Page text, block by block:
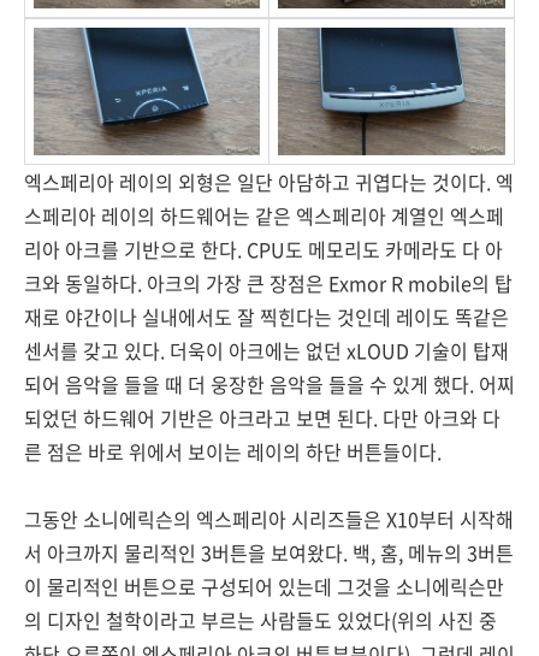
엑스페리아 레이의 외형은 일단 아담하고 귀엽다는 것이다. 엑
스페리아 레이의 하드웨어는 같은 엑스페리아 계열인 엑스페
리아 아크를 기반으로 한다. CPU도 메모리도 카메라도 다 아
크와 동일하다. 아크의 가장 큰 장점은 Exmor R mobile의 탑
재로 야간이나 실내에서도 잘 찍힌다는 것인데 레이도 똑같은
센서를 갖고 있다. 더욱이 아크에는 없던 xLOUD 기술이 탑재
되어 음악을 들을 때 더 웅장한 음악을 들을 수 있게 했다. 어찌
되었던 하드웨어 기반은 아크라고 보면 된다. 다만 아크와 다
른 점은 바로 위에서 보이는 레이의 하단 버튼들이다.
그동안 소니에릭슨의 엑스페리아 시리즈들은 X10부터 시작해
서 아크까지 물리적인 3버튼을 보여왔다. 백, 홈, 메뉴의 3버튼
이 물리적인 버튼으로 구성되어 있는데 그것을 소니에릭슨만
의 디자인 철학이라고 부르는 사람들도 있었다(위의 사진 중